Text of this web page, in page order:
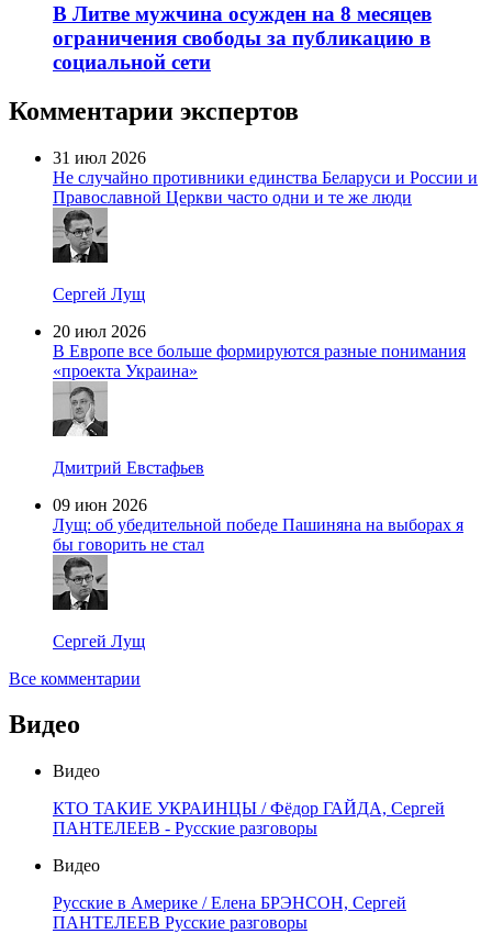
В Литве мужчина осужден на 8 месяцев
ограничения свободы за публикацию в
социальной сети
Комментарии экспертов
31 июл 2026
Не случайно противники единства Беларуси и России и
Православной Церкви часто одни и те же люди
Сергей Лущ
20 июл 2026
В Европе все больше формируются разные понимания
«проекта Украина»
Дмитрий Евстафьев
09 июн 2026
Лущ: об убедительной победе Пашиняна на выборах я
бы говорить не стал
Сергей Лущ
Все комментарии
Видео
Видео
КТО ТАКИЕ УКРАИНЦЫ / Фёдор ГАЙДА, Сергей
ПАНТЕЛЕЕВ - Русские разговоры
Видео
Русские в Америке / Елена БРЭНСОН, Сергей
ПАНТЕЛЕЕВ Русские разговоры